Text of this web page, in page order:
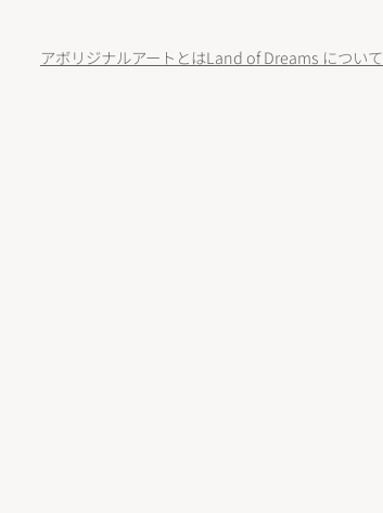
アボリジナルアートとはLand of Dreams について